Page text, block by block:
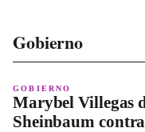
Gobierno
GOBIERNO
Marybel Villegas
Sheinbaum